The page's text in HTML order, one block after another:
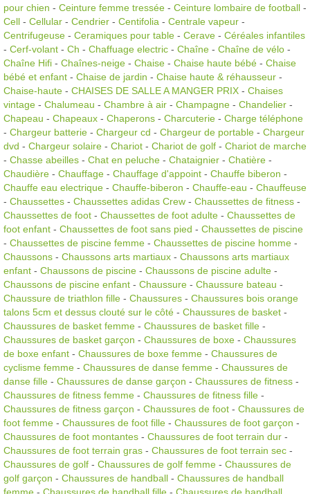
pour chien - Ceinture femme tressée - Ceinture lombaire de football -
Cell - Cellular - Cendrier - Centifolia - Centrale vapeur -
Centrifugeuse - Ceramiques pour table - Cerave - Céréales infantiles
- Cerf-volant - Ch - Chaffuage electric - Chaîne - Chaîne de vélo -
Chaîne Hifi - Chaînes-neige - Chaise - Chaise haute bébé - Chaise
bébé et enfant - Chaise de jardin - Chaise haute & réhausseur -
Chaise-haute - CHAISES DE SALLE A MANGER PRIX - Chaises
vintage - Chalumeau - Chambre à air - Champagne - Chandelier -
Chapeau - Chapeaux - Chaperons - Charcuterie - Charge téléphone
- Chargeur batterie - Chargeur cd - Chargeur de portable - Chargeur
dvd - Chargeur solaire - Chariot - Chariot de golf - Chariot de marche
- Chasse abeilles - Chat en peluche - Chataignier - Chatière -
Chaudière - Chauffage - Chauffage d'appoint - Chauffe biberon -
Chauffe eau electrique - Chauffe-biberon - Chauffe-eau - Chauffeuse
- Chaussettes - Chaussettes adidas Crew - Chaussettes de fitness -
Chaussettes de foot - Chaussettes de foot adulte - Chaussettes de
foot enfant - Chaussettes de foot sans pied - Chaussettes de piscine
- Chaussettes de piscine femme - Chaussettes de piscine homme -
Chaussons - Chaussons arts martiaux - Chaussons arts martiaux
enfant - Chaussons de piscine - Chaussons de piscine adulte -
Chaussons de piscine enfant - Chaussure - Chaussure bateau -
Chaussure de triathlon fille - Chaussures - Chaussures bois orange
talons 5cm et dessus clouté sur le côté - Chaussures de basket -
Chaussures de basket femme - Chaussures de basket fille -
Chaussures de basket garçon - Chaussures de boxe - Chaussures
de boxe enfant - Chaussures de boxe femme - Chaussures de
cyclisme femme - Chaussures de danse femme - Chaussures de
danse fille - Chaussures de danse garçon - Chaussures de fitness -
Chaussures de fitness femme - Chaussures de fitness fille -
Chaussures de fitness garçon - Chaussures de foot - Chaussures de
foot femme - Chaussures de foot fille - Chaussures de foot garçon -
Chaussures de foot montantes - Chaussures de foot terrain dur -
Chaussures de foot terrain gras - Chaussures de foot terrain sec -
Chaussures de golf - Chaussures de golf femme - Chaussures de
golf garçon - Chaussures de handball - Chaussures de handball